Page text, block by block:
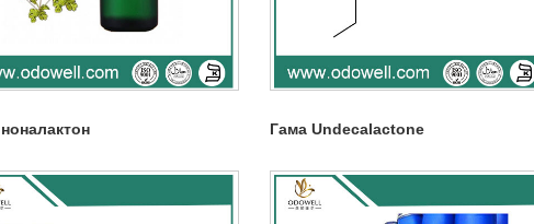
Гама Undecalactone